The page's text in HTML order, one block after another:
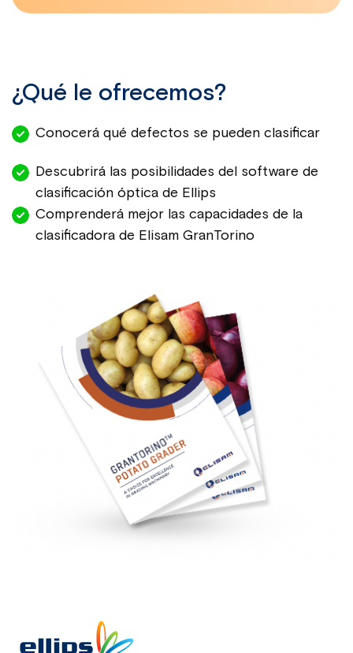
¿Qué le ofrecemos?
Conocerá qué defectos se pueden clasificar
Descubrirá las posibilidades del software de
clasificación óptica de Ellips
Comprenderá mejor las capacidades de la
clasificadora de Elisam GranTorino